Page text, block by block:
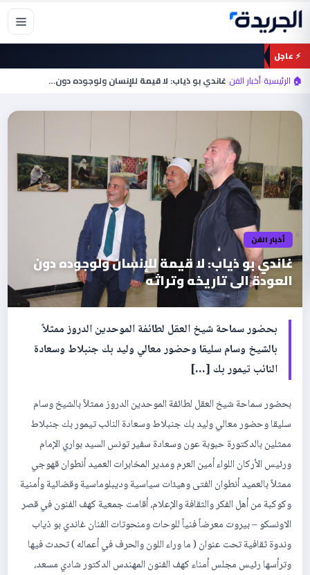
تخطي
المحتوى
⚡ عاجل
🏠 الرئيسية›أخبار الفن›غاندي بو ذياب: لا قيمة للإنسان ولوجوده دون…
أخبار الفن
غاندي بو ذياب: لا قيمة للإنسان ولوجوده دون
العودة الى تاريخه وتراثه
بحضور سماحة شيخ العقل لطائفة الموحدين الدروز ممثلاً
بالشيخ وسام سليقا وحضور معالي وليد بك جنبلاط وسعادة
النائب تيمور بك […]
بحضور سماحة شيخ العقل لطائفة الموحدين الدروز ممثلاً بالشيخ وسام
سليقا وحضور معالي وليد بك جنبلاط وسعادة النائب تيمور بك جنبلاط
ممثلين بالدكتورة حبوبة عون وسعادة سفير تونس السيد بواري الإمام
ورئيس الأركان اللواء أمين العرم ومدير المخابرات العميد أنطوان قهوجي
ممثلاً بالعميد أنطوان الفتى وهيئات سياسية وديبلوماسية وقضائية وأمنية
وكوكبة من أهل الفكر والثقافة والإعلام، أقامت جمعية كهف الفنون في قصر
الاونسكو – بيروت معرضاً فنياً للوحات ومنحوتات الفنان غاندي بو ذياب
وندوة ثقافية تحت عنوان ( ما وراء اللون والحرف في أعماله ) تحدث فيها
وترأسها رئيس مجلس أمناء كهف الفنون المهندس الدكتور شادي مسعد،